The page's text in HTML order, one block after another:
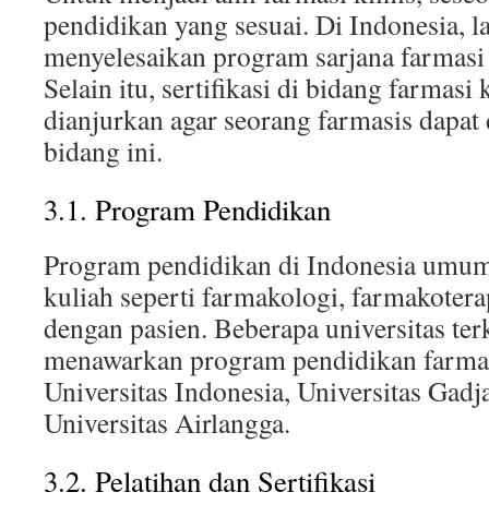
pendidikan yang sesuai. Di Indonesia,
menyelesaikan program sarjana
Selain itu, sertifikasi di bidang farmasi
dianjurkan agar seorang farmasis
bidang ini.
3.1. Program Pendidikan
Program pendidikan di Indonesia
kuliah seperti farmakologi,
dengan pasien. Beberapa universitas
menawarkan program pendidikan
Universitas Indonesia, Universitas
Universitas Airlangga.
3.2. Pelatihan dan Sertifikasi